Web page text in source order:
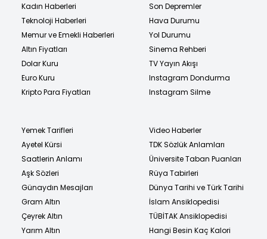
Kadın Haberleri
Teknoloji Haberleri
Memur ve Emekli Haberleri
Altın Fiyatları
Dolar Kuru
Euro Kuru
Kripto Para Fiyatları
Son Depremler
Hava Durumu
Yol Durumu
Sinema Rehberi
TV Yayın Akışı
Instagram Dondurma
Instagram Silme
Yemek Tarifleri
Ayetel Kürsi
Saatlerin Anlamı
Aşk Sözleri
Günaydın Mesajları
Gram Altın
Çeyrek Altın
Yarım Altın
Video Haberler
TDK Sözlük Anlamları
Üniversite Taban Puanları
Rüya Tabirleri
Dünya Tarihi ve Türk Tarihi
İslam Ansiklopedisi
TÜBİTAK Ansiklopedisi
Hangi Besin Kaç Kalori